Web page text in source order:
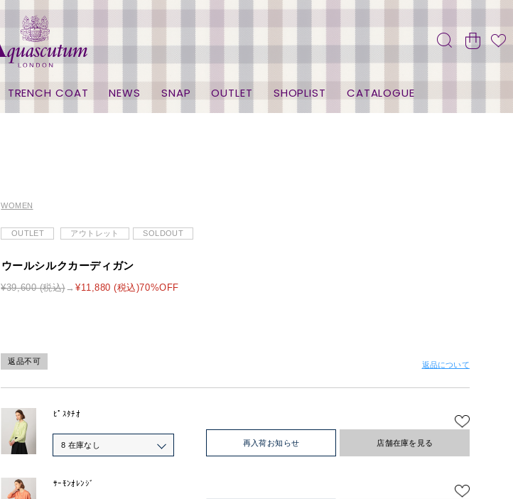
TRENCH COAT NEWS SNAP OUTLET SHOPLIST CATALOGUE
WOMEN
OUTLET アウトレット SOLDOUT
ウールシルクカーディガン
¥39,600 (税込) ¥11,880 (税込)70%OFF
返品不可 返品について
ﾋﾟｽﾀﾁｵ
8 在庫なし 再入荷お知らせ 店舗在庫を見る
ｻｰﾓﾝｵﾚﾝｼﾞ